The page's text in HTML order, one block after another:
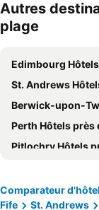
Fisherman's
The Station Hotel
Hampton by Hilton
McIntosh Hall - Campus
Premier Inn
Ye Olde Hotel
19th Hole Hotel
Stravithie Castle
Autres
plage
Edimbourg Hôtels
St. Andrews Hôtels
Berwick-upon-Tweed Hôtels
Perth Hôtels près
Pitlochry Hôtels
Kelso Hôtels près
Aberfeldy Hôtels
Comparateur
Fife
St. Andrews